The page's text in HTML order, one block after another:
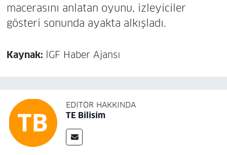
macerasını anlatan oyunu, izleyiciler
gösteri sonunda ayakta alkışladı.
Kaynak: İGF Haber Ajansı
EDITÖR HAKKINDA
TE Bilisim